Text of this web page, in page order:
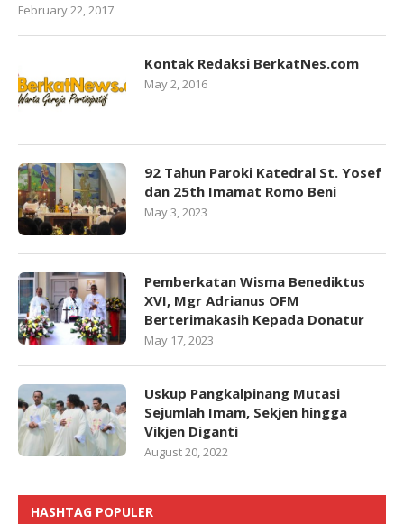
February 22, 2017
Kontak Redaksi BerkatNes.com
May 2, 2016
92 Tahun Paroki Katedral St. Yosef
dan 25th Imamat Romo Beni
May 3, 2023
Pemberkatan Wisma Benediktus
XVI, Mgr Adrianus OFM
Berterimakasih Kepada Donatur
May 17, 2023
Uskup Pangkalpinang Mutasi
Sejumlah Imam, Sekjen hingga
Vikjen Diganti
August 20, 2022
HASHTAG POPULER